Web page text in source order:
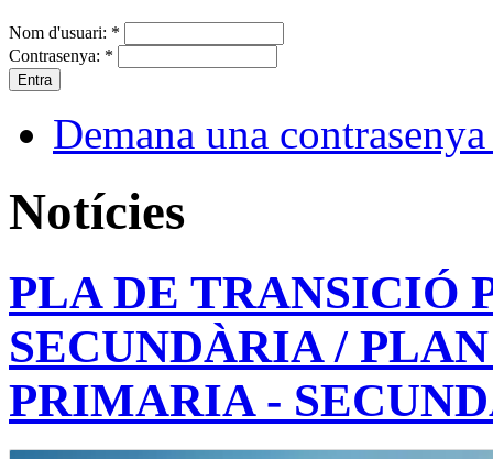
Nom d'usuari: *
Contrasenya: *
Demana una
Notícies
PLA DE TRANSICIÓ
SECUNDÀRIA /
PRIMARIA -